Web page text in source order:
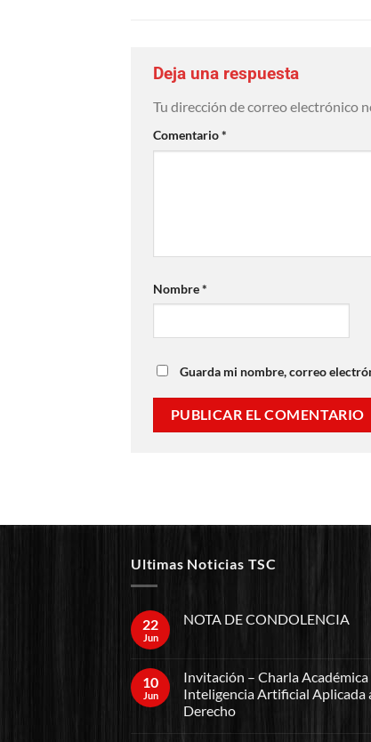
Deja una respuesta
Tu dirección de correo electrónico
Comentario*
Nombre*
Guarda mi nombre, correo
Ultimas Noticias TSC
22
Jun
NOTA DE CONDOLENCIA
10
Jun
Invitación – Charla
Inteligencia Artificial Aplicada
Derecho